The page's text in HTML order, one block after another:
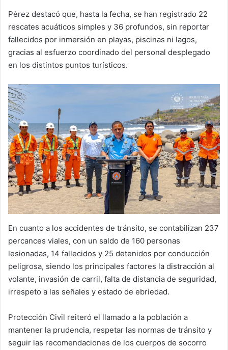
Pérez destacó que, hasta la fecha, se han registrado 22
rescates acuáticos simples y 36 profundos, sin reportar
fallecidos por inmersión en playas, piscinas ni lagos,
gracias al esfuerzo coordinado del personal desplegado
en los distintos puntos turísticos.
En cuanto a los accidentes de tránsito, se contabilizan 237
percances viales, con un saldo de 160 personas
lesionadas, 14 fallecidos y 25 detenidos por conducción
peligrosa, siendo los principales factores la distracción al
volante, invasión de carril, falta de distancia de seguridad,
irrespeto a las señales y estado de ebriedad.
Protección Civil reiteró el llamado a la población a
mantener la prudencia, respetar las normas de tránsito y
seguir las recomendaciones de los cuerpos de socorro